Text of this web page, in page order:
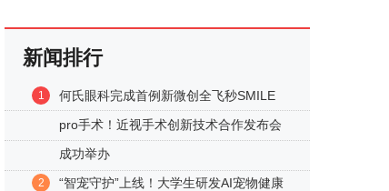
新闻排行
1
何氏眼科完成首例新微创全飞秒SMILE
pro手术！近视手术创新技术合作发布会
成功举办
2
“智宠守护”上线！大学生研发AI宠物健康